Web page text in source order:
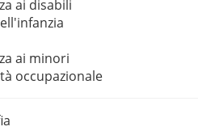
ai disabili
ai minori
occupazionale